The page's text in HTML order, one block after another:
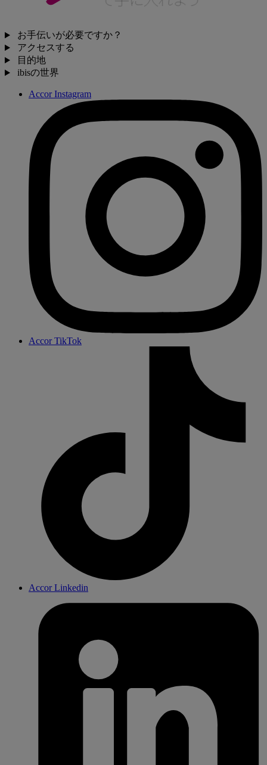
お手伝いが必要ですか？
アクセスする
目的地
ibisの世界
Accor Instagram
Accor TikTok
Accor Linkedin